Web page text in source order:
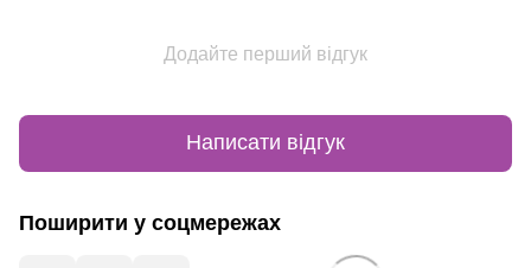
Додайте перший відгук
Написати відгук
Поширити у соцмережах